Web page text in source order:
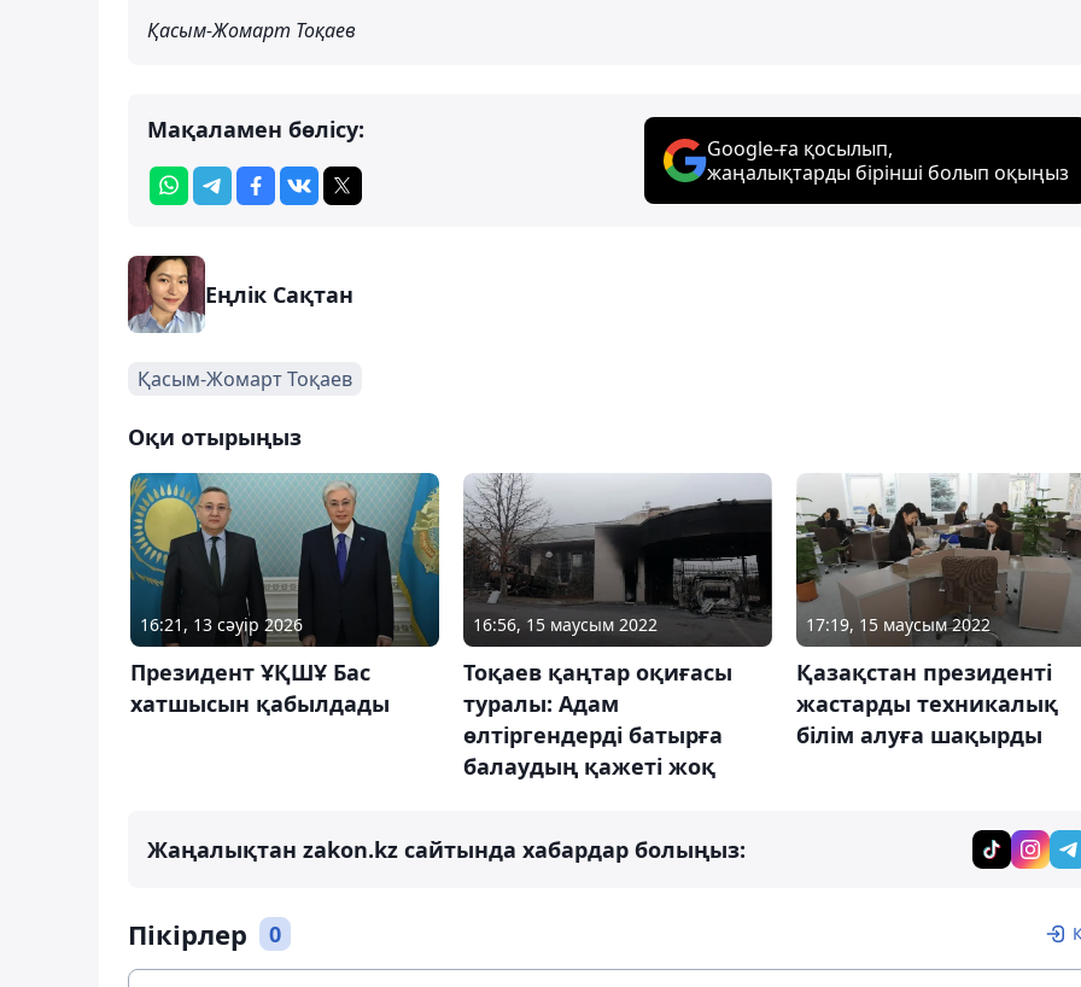
Қасым-Жомарт Тоқаев
Мақаламен бөлісу:
Google-ға қосылып,
жаңалықтарды бірінші болып оқыңыз
Еңлік Сақтан
Қасым-Жомарт Тоқаев
Оқи отырыңыз
16:21, 13 сәуір 2026
Президент ҰҚШҰ Бас
хатшысын қабылдады
16:56, 15 маусым 2022
Тоқаев қаңтар оқиғасы
туралы: Адам
өлтіргендерді батырға
балаудың қажеті жоқ
17:19, 15 маусым 2022
Қазақстан президенті
жастарды техникалық
білім алуға шақырды
Жаңалықтан zakon.kz сайтында хабардар болыңыз:
Пікірлер 0